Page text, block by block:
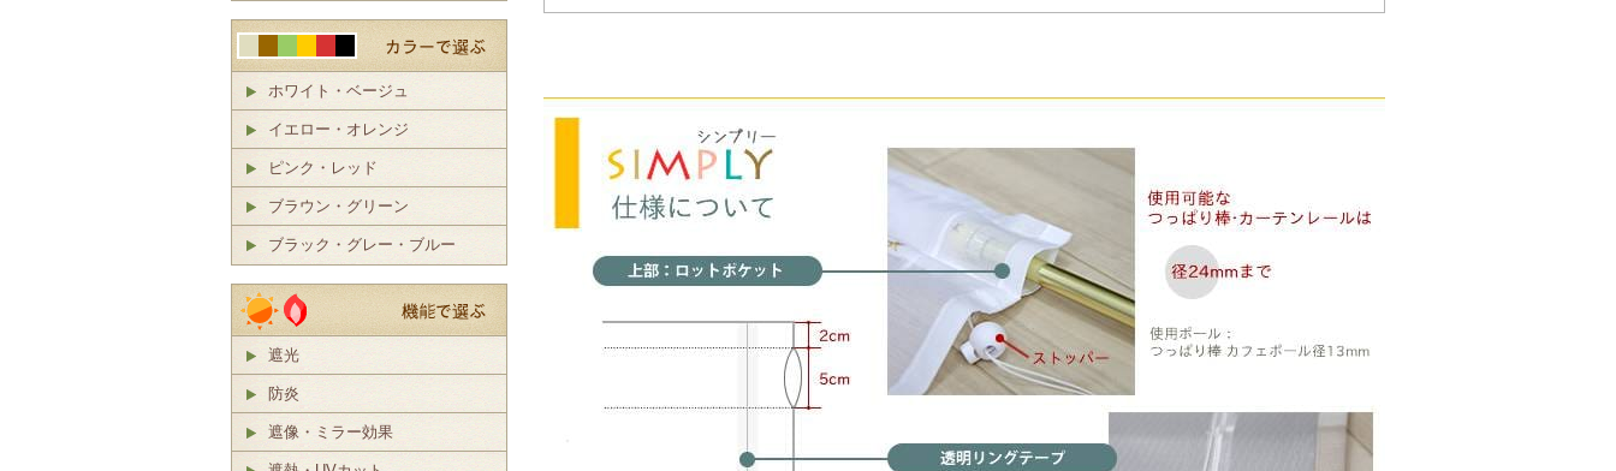
ホワイト・ベージュ
イエロー・オレンジ
ピンク・レッド
ブラウン・グリーン
ブラック・グレー・ブルー
遮光
防炎
遮像・ミラー効果